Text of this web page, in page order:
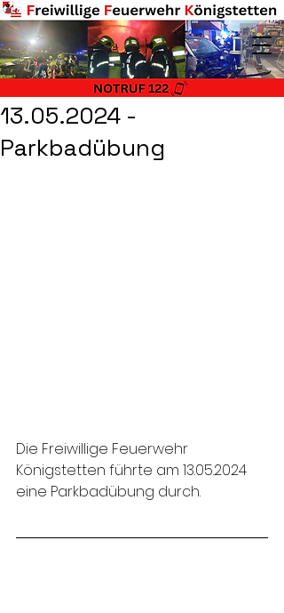
13.05.2024 -
Parkbadübung
Die Freiwillige Feuerwehr
Königstetten führte am 13.05.2024
eine Parkbadübung durch.